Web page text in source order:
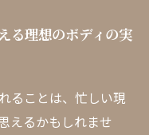
る理想のボディの実
ることは、忙しい現
えるかもしれませ